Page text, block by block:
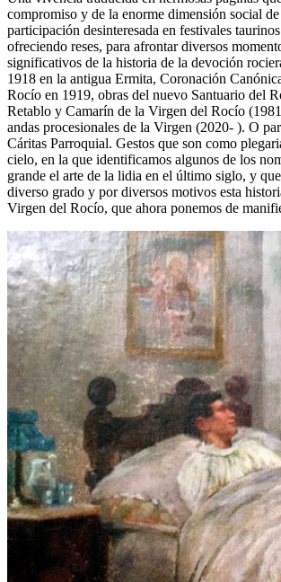
compromiso y de la enorme dimensión social
participación desinteresada en festivales
ofreciendo reses, para afrontar diversos
significativos de la historia de la devoción
1918 en la antigua Ermita, Coronación
Rocío en 1919, obras del nuevo Santuario del
Retablo y Camarín de la Virgen del Rocío
andas procesionales de la Virgen (2020- ). O
Cáritas Parroquial. Gestos que son como
cielo, en la que identificamos algunos de los
grande el arte de la lidia en el último siglo, y
diverso grado y por diversos motivos esta
Virgen del Rocío, que ahora ponemos de